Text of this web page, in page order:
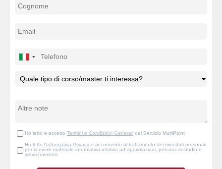
Ho letto e accetto Termini e Condizioni Generali del Servizio MultiPoint
Ho letto l'Informativa Privacy e acconsento al trattamento dei miei dati personali
per ricevere materiale informativo relativo ad agevolazioni, percorsi di studio e
servizi inerenti